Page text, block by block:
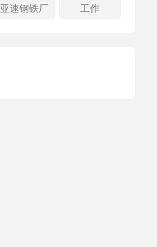
亚速钢铁厂 工作